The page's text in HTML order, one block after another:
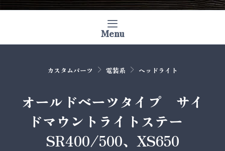
Menu
カスタムパーツ 電装系 ヘッドライト
オールドベーツタイプ サイ
ドマウントライトステー
SR400/500、XS650